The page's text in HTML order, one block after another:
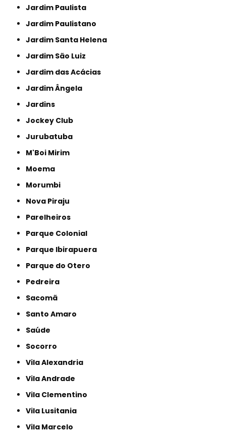
Jardim Paulista
Jardim Paulistano
Jardim Santa Helena
Jardim São Luiz
Jardim das Acácias
Jardim Ângela
Jardins
Jockey Club
Jurubatuba
M'Boi Mirim
Moema
Morumbi
Nova Piraju
Parelheiros
Parque Colonial
Parque Ibirapuera
Parque do Otero
Pedreira
Sacomã
Santo Amaro
Saúde
Socorro
Vila Alexandria
Vila Andrade
Vila Clementino
Vila Lusitania
Vila Marcelo